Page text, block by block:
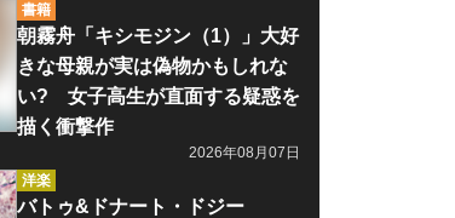
書籍
朝霧舟「キシモジン（1）」大好
きな母親が実は偽物かもしれな
い? 女子高生が直面する疑惑を
描く衝撃作
2026年08月07日
洋楽
バトゥ&ドナート・ドジー